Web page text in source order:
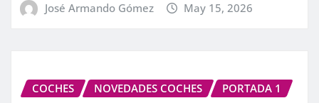
José Armando Gómez May 15, 2026
COCHES NOVEDADES COCHES PORTADA 1